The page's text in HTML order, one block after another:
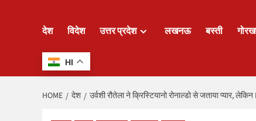
देश विदेश उत्तर प्रदेश लखनऊ बस्ती
HI
HOME देश उर्वशी रौतेला ने क्रिस्टियानो रोनाल्डो से जताया प्यार,